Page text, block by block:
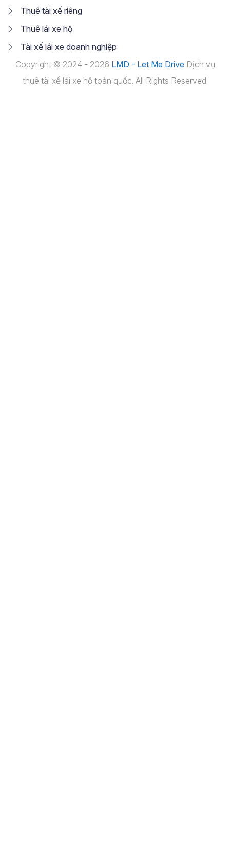
Thuê tài xế riêng
Thuê lái xe hộ
Tài xế lái xe doanh nghiệp
Copyright © 2024 - 2026 LMD - Let Me Drive Dịch vụ
thuê tài xế lái xe hộ toàn quốc. All Rights Reserved.